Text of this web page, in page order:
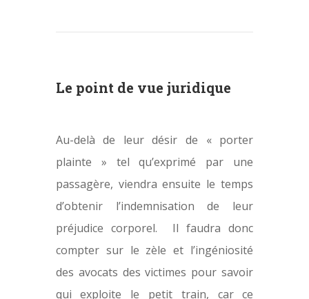
Le point de vue juridique
Au-delà de leur désir de « porter
plainte » tel qu’exprimé par une
passagère, viendra ensuite le temps
d’obtenir l’indemnisation de leur
préjudice corporel. Il faudra donc
compter sur le zèle et l’ingéniosité
des avocats des victimes pour savoir
qui exploite le petit train, car ce